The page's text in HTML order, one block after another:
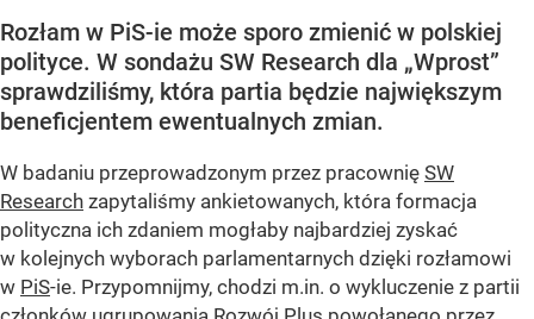
Rozłam w PiS-ie może sporo zmienić w polskiej
polityce. W sondażu SW Research dla „Wprost”
sprawdziliśmy, która partia będzie największym
beneficjentem ewentualnych zmian.
W badaniu przeprowadzonym przez pracownię SW
Research zapytaliśmy ankietowanych, która formacja
polityczna ich zdaniem mogłaby najbardziej zyskać
w kolejnych wyborach parlamentarnych dzięki rozłamowi
w PiS-ie. Przypomnijmy, chodzi m.in. o wykluczenie z partii